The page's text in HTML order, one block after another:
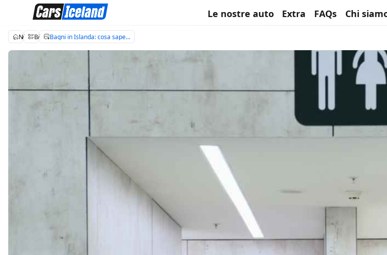
Le nostre auto Extra FAQs Chi
Noleggio auto Islanda
Blog di viaggio in Islanda Bagni in Islanda: cosa sapere percorrendo la Ring Road